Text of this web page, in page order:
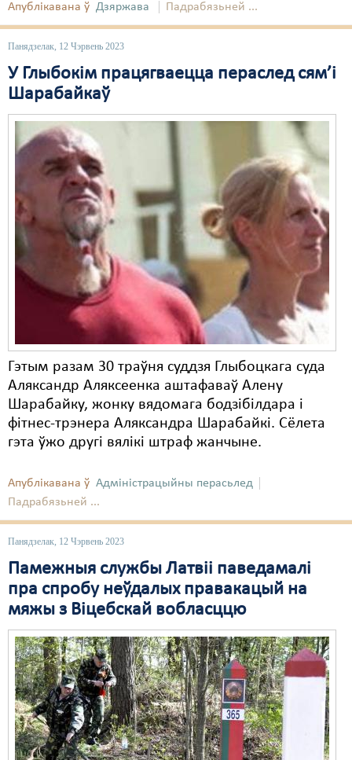
Апублікавана ў Дзяржава Падрабязьней ...
Панядзелак, 12 Чэрвень 2023
У Глыбокім працягваецца пераслед сям’і
Шарабайкаў
Гэтым разам 30 траўня суддзя Глыбоцкага суда
Аляксандр Аляксеенка аштафаваў Алену
Шарабайку, жонку вядомага бодзібілдара і
фітнес-трэнера Аляксандра Шарабайкі. Сёлета
гэта ўжо другі вялікі штраф жанчыне.
Апублікавана ў Адміністрацыйны перасьлед
Падрабязьней ...
Панядзелак, 12 Чэрвень 2023
Памежныя службы Латвіі паведамалі
пра спробу неўдалых правакацый на
мяжы з Віцебскай вобласццю
Свабода слова
Свабода сумленьня
Суд
Экалёгія
Правы працоўных
Сацыяльныя правы